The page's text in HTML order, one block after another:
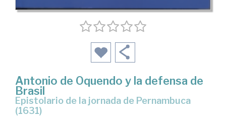
Antonio de Oquendo y la defensa de
Brasil
epistolario de la jornada de Pernambuca
(1631)